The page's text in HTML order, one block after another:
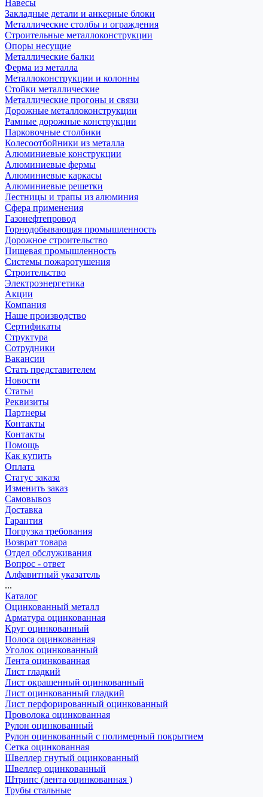
Навесы
Закладные детали и анкерные блоки
Металлические столбы и ограждения
Строительные металлоконструкции
Опоры несущие
Металлические балки
Ферма из металла
Металлоконструкции и колонны
Стойки металлические
Металлические прогоны и связи
Дорожные металлоконструкции
Рамные дорожные конструкции
Парковочные столбики
Колесоотбойники из металла
Алюминиевые конструкции
Алюминиевые фермы
Алюминиевые каркасы
Алюминиевые решетки
Лестницы и трапы из алюминия
Сфера применения
Газонефтепровод
Горнодобывающая промышленность
Дорожное строительство
Пищевая промышленность
Системы пожаротушения
Строительство
Электроэнергетика
Акции
Компания
Наше производство
Сертификаты
Структура
Сотрудники
Вакансии
Стать представителем
Новости
Статьи
Реквизиты
Партнеры
Контакты
Контакты
Помощь
Как купить
Оплата
Статус заказа
Изменить заказ
Самовывоз
Доставка
Гарантия
Погрузка требования
Возврат товара
Отдел обслуживания
Вопрос - ответ
Алфавитный указатель
...
Каталог
Оцинкованный металл
Арматура оцинкованная
Круг оцинкованный
Полоса оцинкованная
Уголок оцинкованный
Лента оцинкованная
Лист гладкий
Лист окрашенный оцинкованный
Лист оцинкованный гладкий
Лист перфорированный оцинкованный
Проволока оцинкованная
Рулон оцинкованный
Рулон оцинкованный с полимерный покрытием
Сетка оцинкованная
Швеллер гнутый оцинкованный
Швеллер оцинкованный
Штрипс (лента оцинкованная )
Трубы стальные